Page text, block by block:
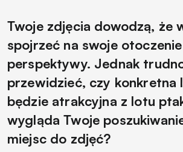
Twoje zdjęcia dowodzą, że
spojrzeć na swoje
perspektywy. Jednak
przewidzieć, czy konkretna
będzie atrakcyjna z lotu
wygląda Twoje
miejsc do zdjęć?